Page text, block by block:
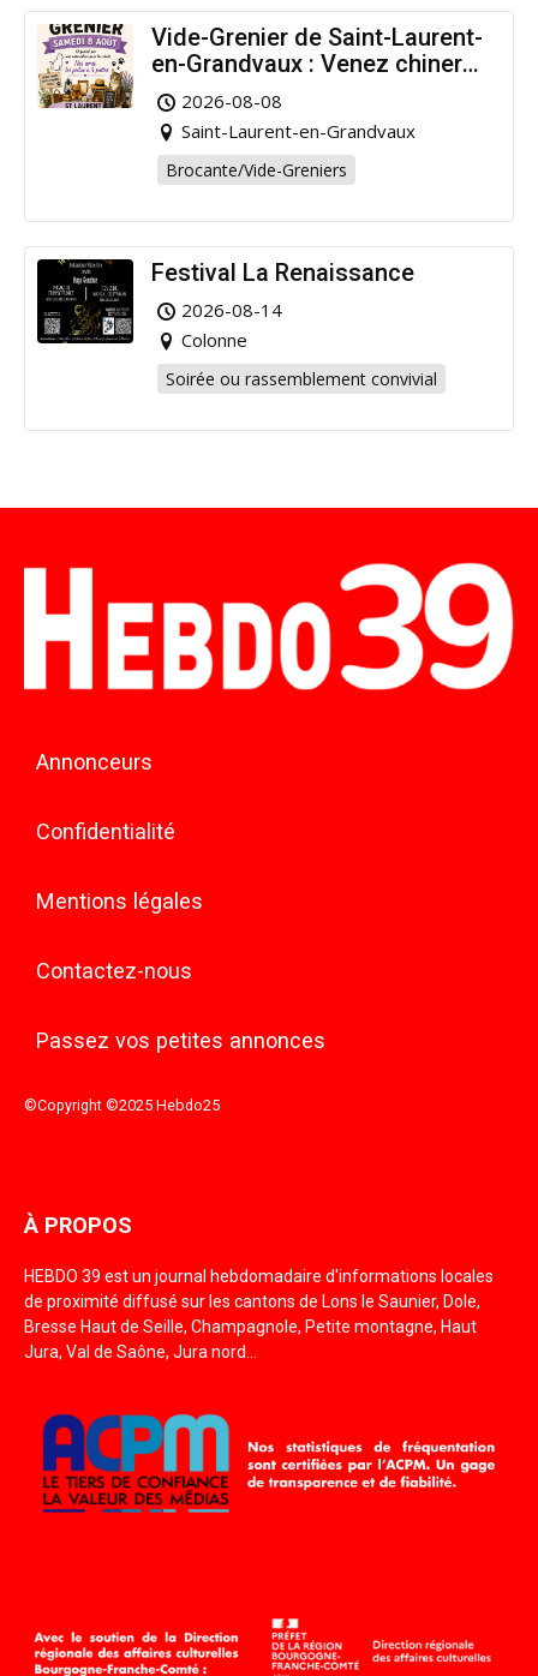
Vide-Grenier de Saint-Laurent-
en-Grandvaux : Venez chiner
pour la bonne cause !
2026-08-08
Saint-Laurent-en-Grandvaux
Brocante/Vide-Greniers
Festival La Renaissance
2026-08-14
Colonne
Soirée ou rassemblement convivial